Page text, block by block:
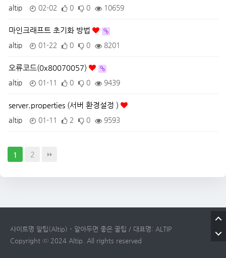
altip 02-02 0 0 10659
마인크래프트 초기화 방법
altip 01-22 0 0 8201
오류코드(0x80070057)
altip 01-11 0 0 9439
server.properties (서버 환경설정 )
altip 01-11 2 0 9593
1 2
사이트명 알팁(Altip) - 알아두면 좋은 꿀팁 / 대표명: ALTIP
Copyright ⓒ 2024 Altip. All rights reserved